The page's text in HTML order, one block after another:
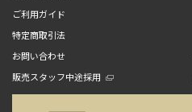
ご利用ガイド
特定商取引法
お問い合わせ
販売スタッフ中途採用